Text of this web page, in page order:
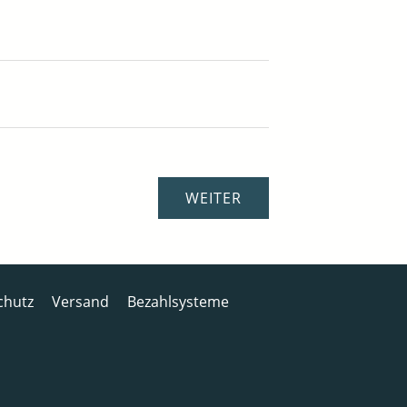
Versand
Bezahlsysteme